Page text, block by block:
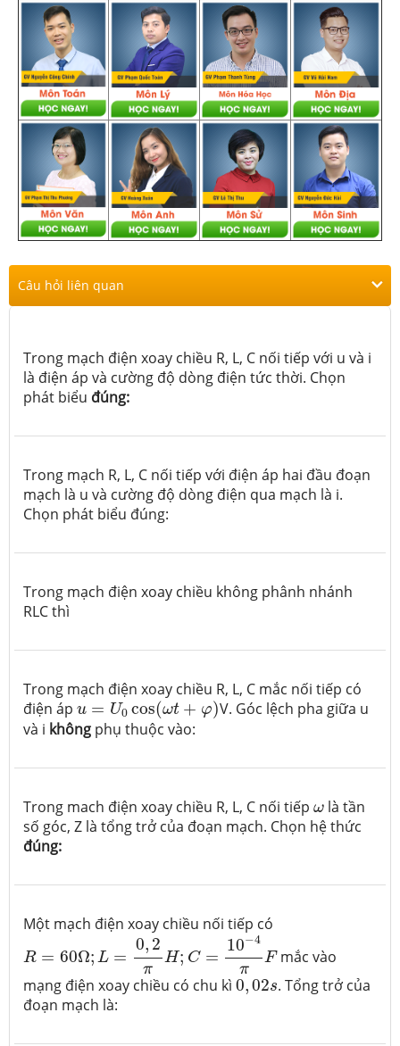
Câu hỏi liên quan
Trong mạch điện xoay chiều R, L, C nối tiếp với u và i
là điện áp và cường độ dòng điện tức thời. Chọn
phát biểu đúng:
Trong mạch R, L, C nối tiếp với điện áp hai đầu đoạn
mạch là u và cường độ dòng điện qua mạch là i.
Chọn phát biểu đúng:
Trong mạch điện xoay chiều không phânh nhánh
RLC thì
Trong mạch điện xoay chiều R, L, C mắc nối tiếp có
điện áp u = U0 cos(ωt + φ)
u=U0cos(ωt+φ)
V. Góc lệch pha giữa u
và i không phụ thuộc vào:
Trong mach điện xoay chiều R, L, C nối tiếp ω
ω là tần
số góc, Z là tổng trở của đoạn mạch. Chọn hệ thức
đúng:
Một mạch điện xoay chiều nối tiếp có
R = 60Ω; L =
0, 2
π
H; C =
10−4
π
F
R=60Ω;L =0,2πH;C=10− 4πF
mắc vào
mạng điện xoay chiều có chu kì 0,02s
0,02s. Tổng trở của
đoạn mạch là: